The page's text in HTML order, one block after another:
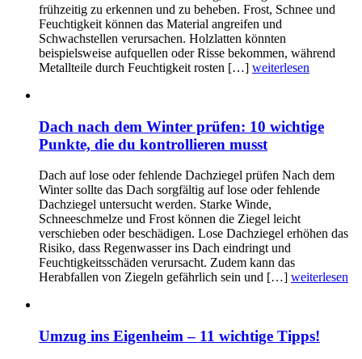
frühzeitig zu erkennen und zu beheben. Frost, Schnee und
Feuchtigkeit können das Material angreifen und
Schwachstellen verursachen. Holzlatten könnten
beispielsweise aufquellen oder Risse bekommen, während
Metallteile durch Feuchtigkeit rosten […] weiterlesen
Dach nach dem Winter prüfen: 10 wichtige
Punkte, die du kontrollieren musst
Dach auf lose oder fehlende Dachziegel prüfen Nach dem
Winter sollte das Dach sorgfältig auf lose oder fehlende
Dachziegel untersucht werden. Starke Winde,
Schneeschmelze und Frost können die Ziegel leicht
verschieben oder beschädigen. Lose Dachziegel erhöhen das
Risiko, dass Regenwasser ins Dach eindringt und
Feuchtigkeitsschäden verursacht. Zudem kann das
Herabfallen von Ziegeln gefährlich sein und […] weiterlesen
Umzug ins Eigenheim – 11 wichtige Tipps!